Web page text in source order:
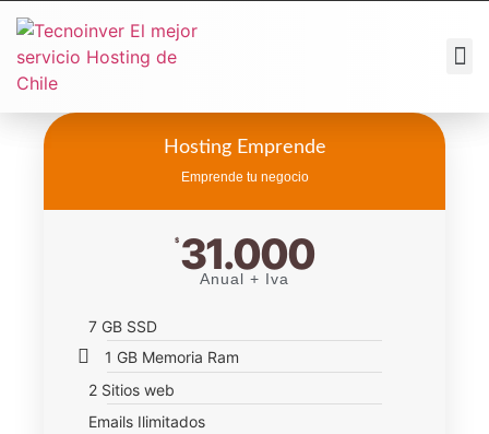
Hosting Emprende
Emprende tu negocio
$ 31.000
Anual + Iva
7 GB SSD
1 GB Memoria Ram
2 Sitios web
Emails Ilimitados